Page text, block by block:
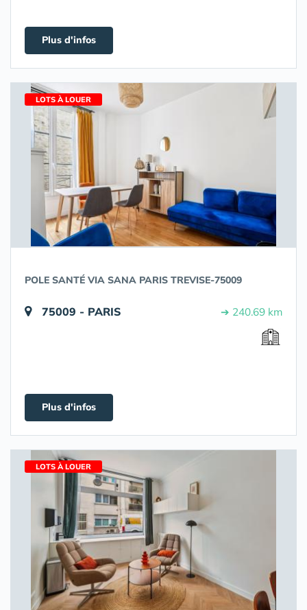
Plus d'infos
LOTS À LOUER
POLE SANTÉ VIA SANA PARIS TREVISE-75009
75009 - PARIS ➔ 240.69 km
Plus d'infos
LOTS À LOUER